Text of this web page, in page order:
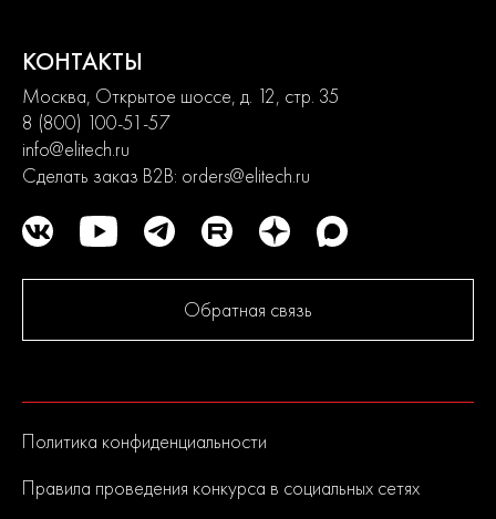
КОНТАКТЫ
Москва, Открытое шоссе, д. 12, стр. 35
8 (800) 100-51-57
info@elitech.ru
Сделать заказ B2B: orders@elitech.ru
Обратная связь
Политика конфиденциальности
Правила проведения конкурса в социальных сетях